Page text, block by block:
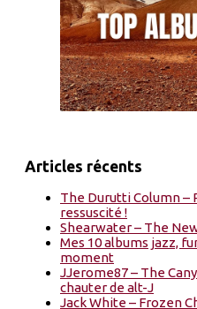
Articles récents
The Durutti Column –
ressuscité !
Shearwater – The
Mes 10 albums jazz,
moment
JJerome87 – The
chauter de alt-J
Jack White – Frozen